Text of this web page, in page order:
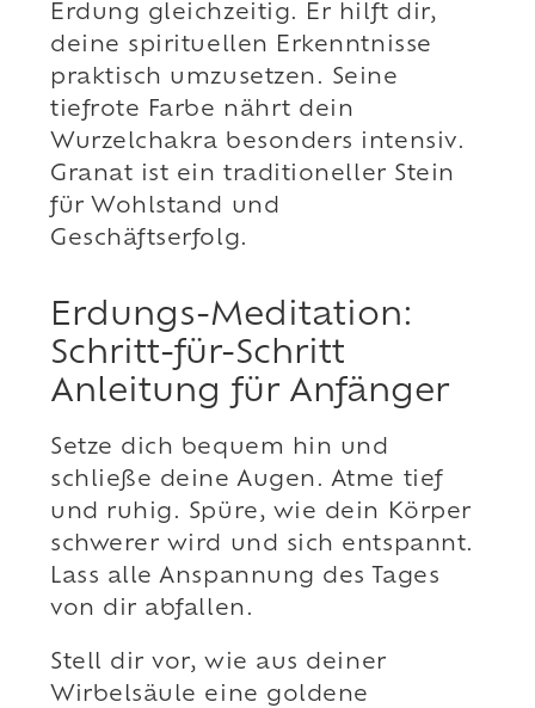
Erdung gleichzeitig. Er hilft dir,
deine spirituellen Erkenntnisse
praktisch umzusetzen. Seine
tiefrote Farbe nährt dein
Wurzelchakra besonders intensiv.
Granat ist ein traditioneller Stein
für Wohlstand und
Geschäftserfolg.
Erdungs-Meditation:
Schritt-für-Schritt
Anleitung für Anfänger
Setze dich bequem hin und
schließe deine Augen. Atme tief
und ruhig. Spüre, wie dein Körper
schwerer wird und sich entspannt.
Lass alle Anspannung des Tages
von dir abfallen.
Stell dir vor, wie aus deiner
Wirbelsäule eine goldene